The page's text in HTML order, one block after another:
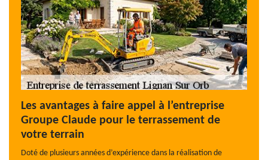
Les avantages à faire appel à l’entreprise
Groupe Claude pour le terrassement de
votre terrain
Doté de plusieurs années d’expérience dans la réalisation de